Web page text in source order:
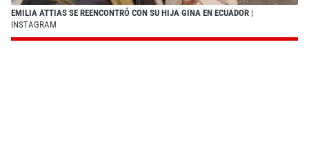
EMILIA ATTIAS SE REENCONTRÓ CON SU HIJA GINA EN ECUADOR |
INSTAGRAM